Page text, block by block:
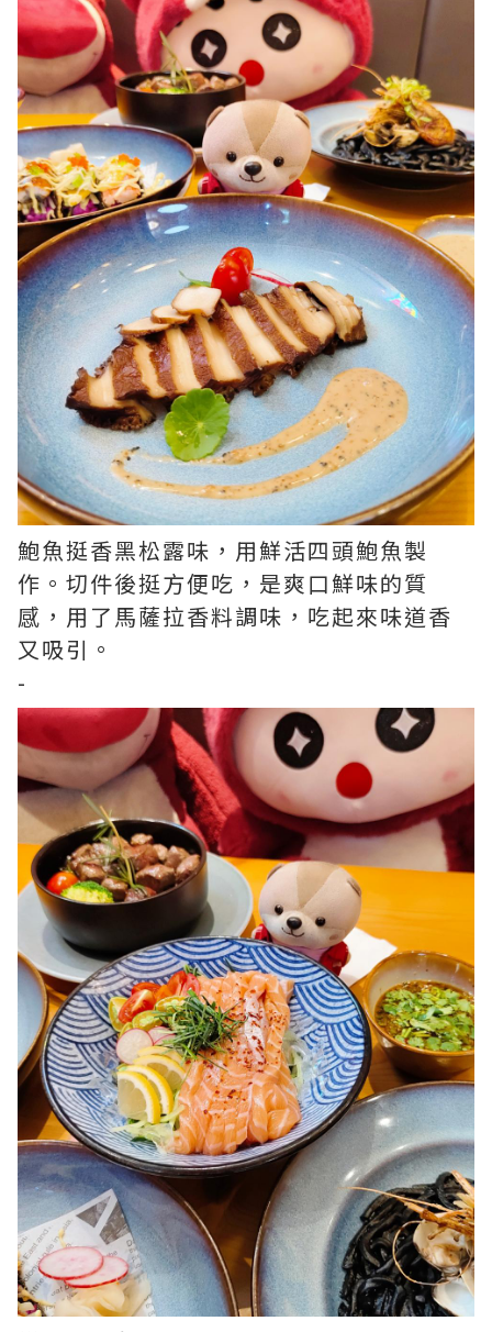
鮑魚挺香黑松露味，用鮮活四頭鮑魚製
作。切件後挺方便吃，是爽口鮮味的質
感，用了馬薩拉香料調味，吃起來味道香
又吸引。
-